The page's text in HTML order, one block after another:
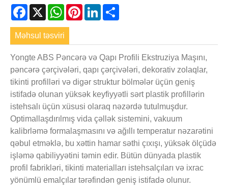
Facebook
X WhatsApp
PinterestLinkedIn
Məhsul təsviri
Yongte ABS Pəncərə və Qapı Profili Ekstruziya Maşını,
pəncərə çərçivələri, qapı çərçivələri, dekorativ zolaqlar,
tikinti profilləri və digər struktur bölmələr üçün geniş
istifadə olunan yüksək keyfiyyətli sərt plastik profillərin
istehsalı üçün xüsusi olaraq nəzərdə tutulmuşdur.
Optimallaşdırılmış vida çəllək sistemini, vakuum
kalibrləmə formalaşmasını və ağıllı temperatur nəzarətini
qəbul etməklə, bu xəttin hamar səthi çıxışı, yüksək ölçüdə
işləmə qabiliyyətini təmin edir. Bütün dünyada plastik
profil fabrikləri, tikinti materialları istehsalçıları və ixrac
yönümlü emalçılar tərəfindən geniş istifadə olunur.